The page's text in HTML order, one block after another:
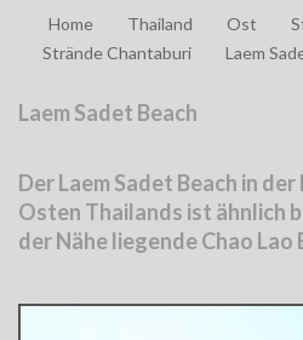
Home Thailand Ost
Strände Chantaburi
Laem
Laem Sadet Beach
Der Laem Sadet Beach in
Osten Thailands ist ähnlich
der Nähe liegende Chao Lao